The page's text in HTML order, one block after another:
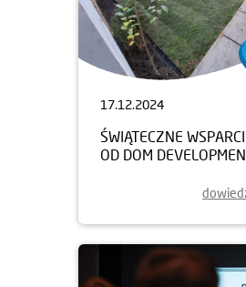
17.12.2024
ŚWIĄTECZNE
OD DOM